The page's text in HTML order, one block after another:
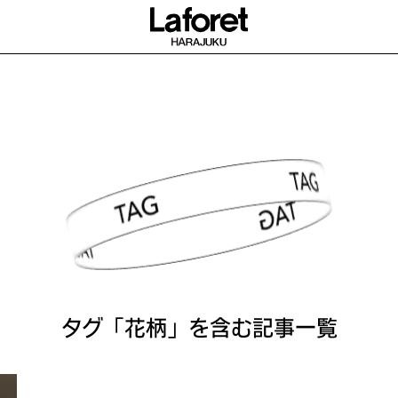
TAG SEARCH
タグ「花柄」を含む記事一覧